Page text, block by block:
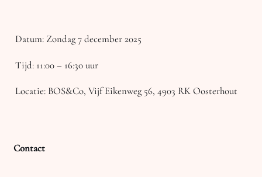
Datum: Zondag 7 december 2025
Tijd: 11:00 – 16:30 uur
Locatie: BOS&Co, Vijf Eikenweg 56, 4903 RK Oosterhout
Contact